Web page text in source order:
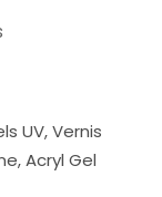
UV, Vernis
Acryl Gel